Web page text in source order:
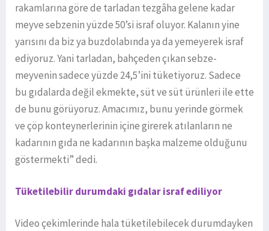
rakamlarına göre de tarladan tezgâha gelene kadar
meyve sebzenin yüzde 50’si israf oluyor. Kalanın yine
yarısını da biz ya buzdolabında ya da yemeyerek israf
ediyoruz. Yani tarladan, bahçeden çıkan sebze-
meyvenin sadece yüzde 24,5’ini tüketiyoruz. Sadece
bu gıdalarda değil ekmekte, süt ve süt ürünleri ile ette
de bunu görüyoruz. Amacımız, bunu yerinde görmek
ve çöp konteynerlerinin içine girerek atılanların ne
kadarının gıda ne kadarının başka malzeme olduğunu
göstermekti” dedi.
Tüketilebilir durumdaki gıdalar israf ediliyor
Video çekimlerinde hala tüketilebilecek durumdayken